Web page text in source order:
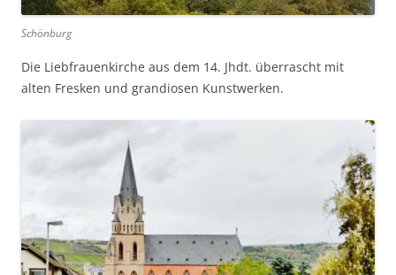
Schönburg
Die Liebfrauenkirche aus dem 14. Jhdt. überrascht mit
alten Fresken und grandiosen Kunstwerken.